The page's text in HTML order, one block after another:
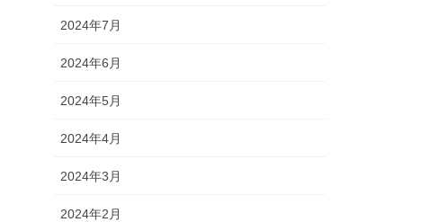
2024年7月
2024年6月
2024年5月
2024年4月
2024年3月
2024年2月